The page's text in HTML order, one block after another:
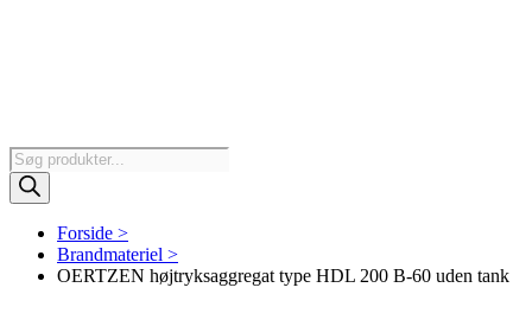
Products
search
Forside >
Brandmateriel >
OERTZEN højtryksaggregat type HDL 200 B-60 uden tank